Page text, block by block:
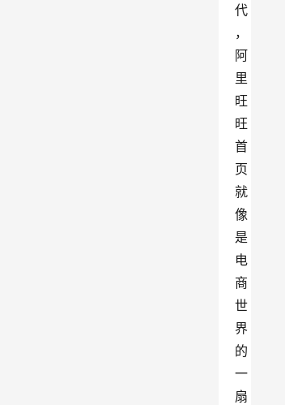
代
，
阿
里
旺
旺
首
页
就
像
是
电
商
世
界
的
一
扇